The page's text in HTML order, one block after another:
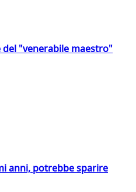
"venerabile maestro"
anni, potrebbe sparire